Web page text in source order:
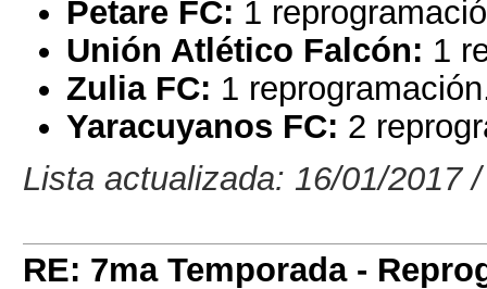
Petare FC: 1
Unión Atlético Falcón: 1
Zulia FC: 1
Yaracuyanos FC: 2
Lista actualizada: 16/01/2017
RE: 7ma Temporada -